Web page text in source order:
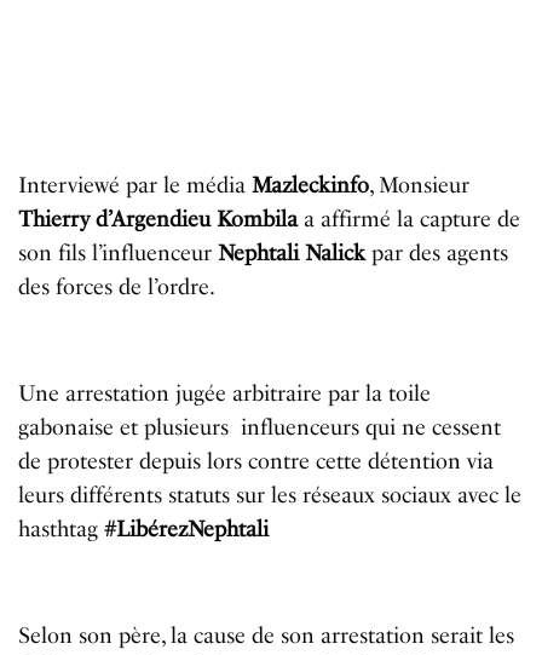
Interviewé par le média Mazleckinfo, Monsieur
Thierry d’Argendieu Kombilaa affirmé la capture de
son fils l’influenceurNephtali Nalickpar des agents
des forces de l’ordre.
Une arrestation jugée arbitraire par la toile
gabonaise et plusieurs influenceurs qui ne cessent
de protester depuis lors contre cette détention via
leurs différents statuts sur les réseaux sociaux avec le
hasthtag #LibérezNephtali
Selon son père, la cause de son arrestation serait les